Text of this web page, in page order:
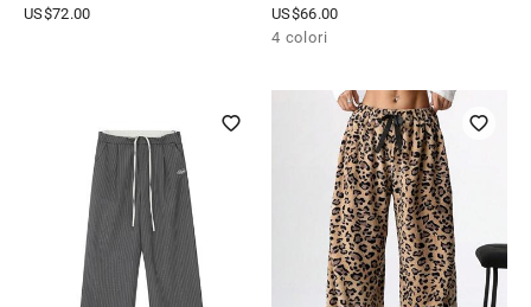
US$72.00 US$66.00
4 colori